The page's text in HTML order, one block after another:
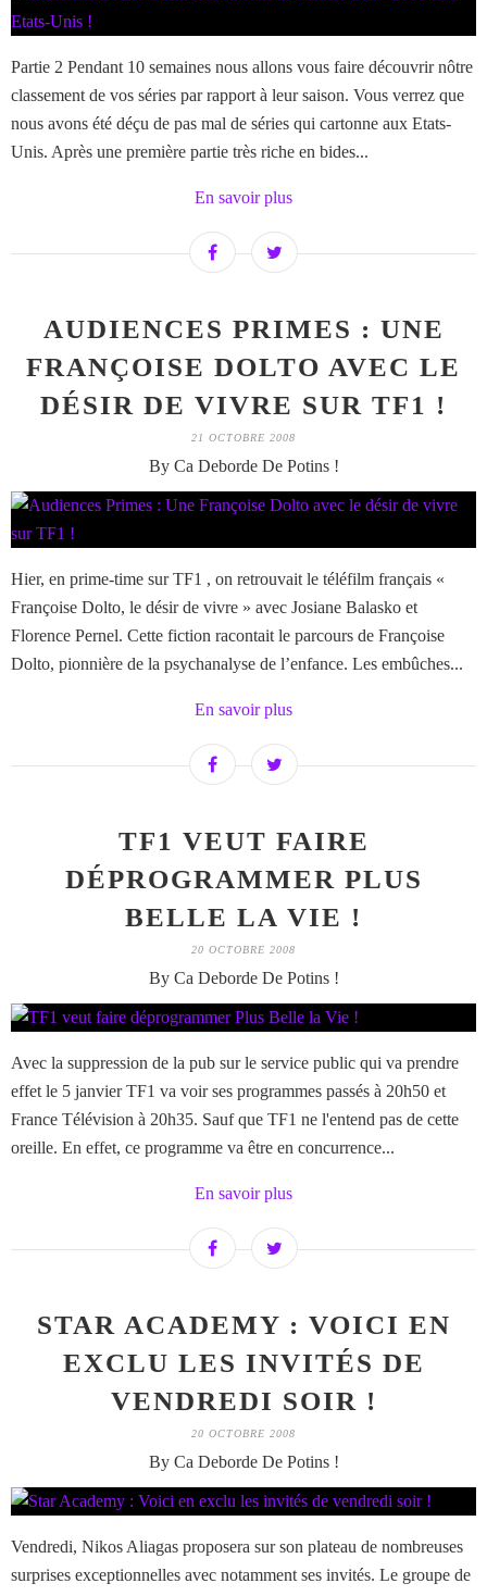
Partie 2 Pendant 10 semaines nous allons vous faire découvrir nôtre
classement de vos séries par rapport à leur saison. Vous verrez que
nous avons été déçu de pas mal de séries qui cartonne aux Etats-
Unis. Après une première partie très riche en bides...
En savoir plus
AUDIENCES PRIMES : UNE
FRANÇOISE DOLTO AVEC LE
DÉSIR DE VIVRE SUR TF1 !
21 OCTOBRE 2008
By Ca Deborde De Potins !
Hier, en prime-time sur TF1 , on retrouvait le téléfilm français «
Françoise Dolto, le désir de vivre » avec Josiane Balasko et
Florence Pernel. Cette fiction racontait le parcours de Françoise
Dolto, pionnière de la psychanalyse de l’enfance. Les embûches...
En savoir plus
TF1 VEUT FAIRE
DÉPROGRAMMER PLUS
BELLE LA VIE !
20 OCTOBRE 2008
By Ca Deborde De Potins !
Avec la suppression de la pub sur le service public qui va prendre
effet le 5 janvier TF1 va voir ses programmes passés à 20h50 et
France Télévision à 20h35. Sauf que TF1 ne l'entend pas de cette
oreille. En effet, ce programme va être en concurrence...
En savoir plus
STAR ACADEMY : VOICI EN
EXCLU LES INVITÉS DE
VENDREDI SOIR !
20 OCTOBRE 2008
By Ca Deborde De Potins !
Vendredi, Nikos Aliagas proposera sur son plateau de nombreuses
surprises exceptionnelles avec notamment ses invités. Le groupe de